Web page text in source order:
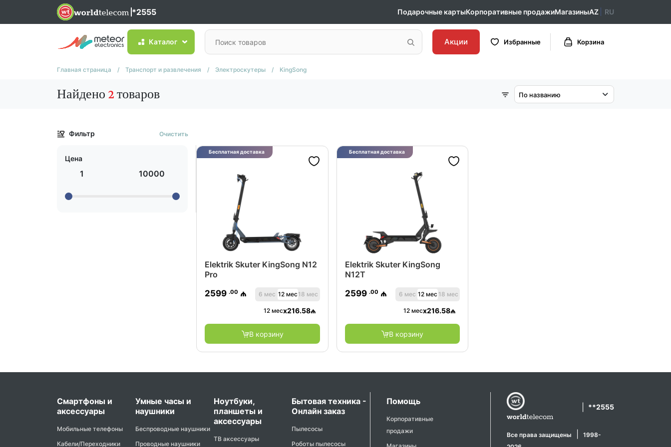
*2555 Подарочные картыКорпоративные продажиМагазиныAZ RU
Каталог Акции Избранные Корзина
Главная страница / Транспорт и развлечения / Электроскутеры / KingSong
Найдено 2 товаров По названию
Фильтр Очистить
Цена
1 10000
Elektrik Skuter KingSong N12
Pro
2599 .00 ₼ 6 мес 12 мес18 мес
12 месx216.58₼
В корзину
Бесплатная доставка
Elektrik Skuter KingSong
N12T
2599 .00 ₼ 6 мес 12 мес 18 мес
12 месx216.58₼
В корзину
Бесплатная доставка
Смартфоны и
аксессуары
Мобильные телефоны
Кабели/Переходники
Умные часы и
наушники
Беспроводные наушники
Проводные наушники
Ноутбуки,
планшеты и
аксессуары
ТВ аксессуары
Бытовая техника -
Онлайн заказ
Пылесосы
Роботы пылесосы
Помощь
Корпоративные
продажи
**2555
Все права защищены
1998-